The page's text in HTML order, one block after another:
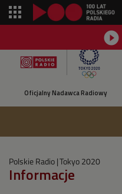

Oficjalny Nadawca Radiowy
Polskie Radio Tokyo 2020
Informacje